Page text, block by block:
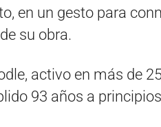
en un gesto para
su obra.
activo en más de
93 años a